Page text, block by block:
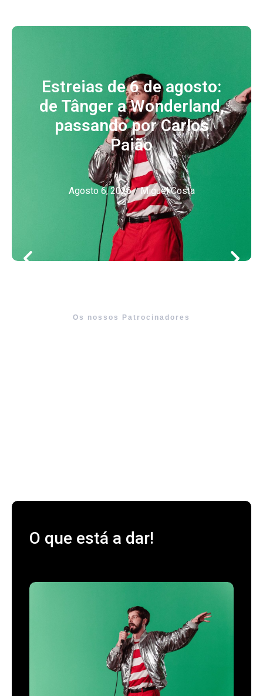
Estreias de 6 de agosto:
de Tânger a Wonderland,
passando por Carlos
Paião
Agosto 6, 2026 / Miguel Costa
Os nossos Patrocinadores
O que está a dar!